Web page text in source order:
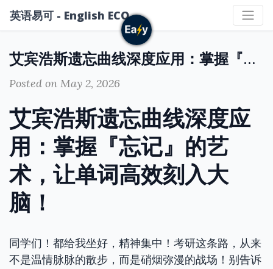
英语易可 - English ECO
艾宾浩斯遗忘曲线深度应用：掌握『忘记』的艺术，让单词高效刻入大脑！
Posted on May 2, 2026
艾宾浩斯遗忘曲线深度应
用：掌握『忘记』的艺
术，让单词高效刻入大
脑！
同学们！都给我坐好，精神集中！考研这条路，从来
不是温情脉脉的散步，而是硝烟弥漫的战场！别告诉